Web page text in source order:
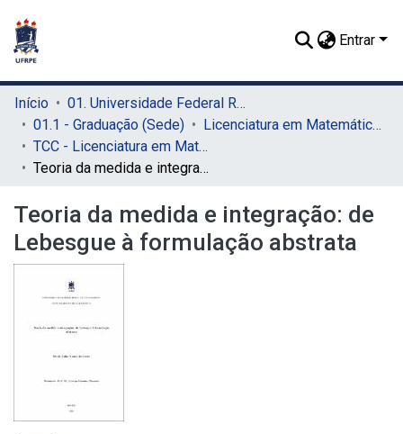
Entrar
Início
01. Universidade Federal Rural de Pernambuco - UFRPE (Sede)
01.1 - Graduação (Sede)
Licenciatura em Matemática (Sede)
TCC - Licenciatura em Matemática (Sede)
Teoria da medida e integração: de Lebesgue à formulação abstrata
Teoria da medida e integração: de
Lebesgue à formulação abstrata